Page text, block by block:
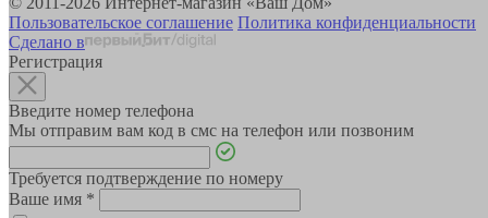
Пользовательское соглашение Политика конфиденциальности
Сделано в
Регистрация
Введите номер телефона
Мы отправим вам код в смс на телефон или позвоним
Требуется подтверждение по номеру
Ваше имя *